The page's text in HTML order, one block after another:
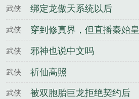
又活了
武侠 绑定龙傲天系统以后
武侠
穿到修真界，但直播秦始皇
统一全修真
武侠 邪神也说中文吗
武侠 祈仙高照
武侠 被双胞胎巨龙拒绝契约后